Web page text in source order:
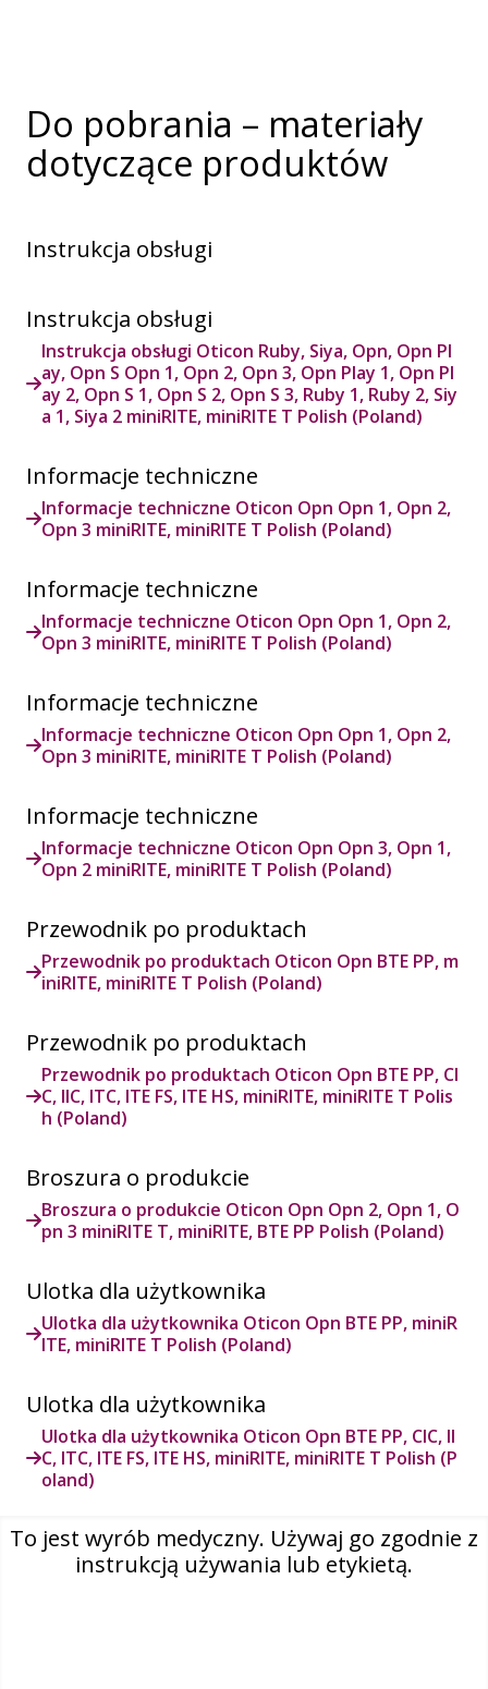
Do pobrania – materiały
dotyczące produktów
Instrukcja obsługi
Instrukcja obsługi
Instrukcja obsługi Oticon Ruby, Siya, Opn, Opn Pl
ay, Opn S Opn 1, Opn 2, Opn 3, Opn Play 1, Opn Pl
ay 2, Opn S 1, Opn S 2, Opn S 3, Ruby 1, Ruby 2, Siy
a 1, Siya 2 miniRITE, miniRITE T Polish (Poland)
Informacje techniczne
Informacje techniczne Oticon Opn Opn 1, Opn 2,
Opn 3 miniRITE, miniRITE T Polish (Poland)
Informacje techniczne
Informacje techniczne Oticon Opn Opn 1, Opn 2,
Opn 3 miniRITE, miniRITE T Polish (Poland)
Informacje techniczne
Informacje techniczne Oticon Opn Opn 1, Opn 2,
Opn 3 miniRITE, miniRITE T Polish (Poland)
Informacje techniczne
Informacje techniczne Oticon Opn Opn 3, Opn 1,
Opn 2 miniRITE, miniRITE T Polish (Poland)
Przewodnik po produktach
Przewodnik po produktach Oticon Opn BTE PP, m
iniRITE, miniRITE T Polish (Poland)
Przewodnik po produktach
Przewodnik po produktach Oticon Opn BTE PP, CI
C, IIC, ITC, ITE FS, ITE HS, miniRITE, miniRITE T Polis
h (Poland)
Broszura o produkcie
Broszura o produkcie Oticon Opn Opn 2, Opn 1, O
pn 3 miniRITE T, miniRITE, BTE PP Polish (Poland)
Ulotka dla użytkownika
Ulotka dla użytkownika Oticon Opn BTE PP, miniR
ITE, miniRITE T Polish (Poland)
Ulotka dla użytkownika
Ulotka dla użytkownika Oticon Opn BTE PP, CIC, II
C, ITC, ITE FS, ITE HS, miniRITE, miniRITE T Polish (P
oland)
To jest wyrób medyczny. Używaj go zgodnie z
instrukcją używania lub etykietą.